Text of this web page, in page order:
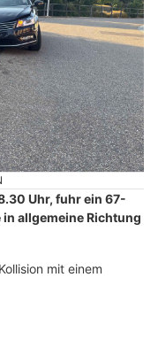
Uhr, fuhr ein 67-
allgemeine Richtung
mit einem